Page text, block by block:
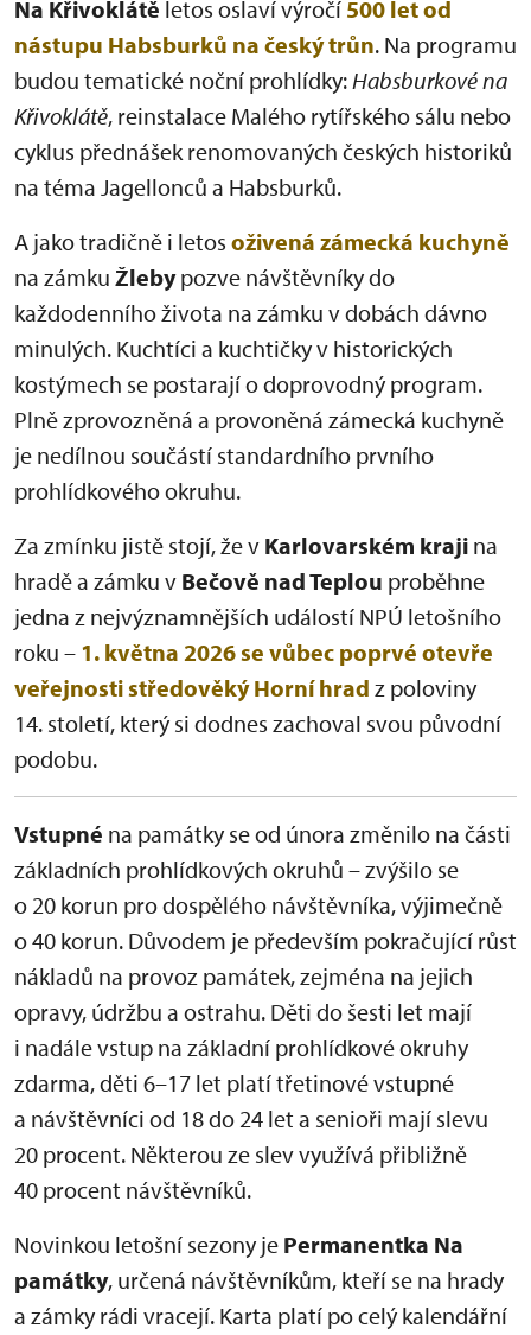
Na Křivoklátě letos oslaví výročí 500 let od
nástupu Habsburků na český trůn. Na programu
budou tematické noční prohlídky:Habsburkové na
Křivoklátě, reinstalace Malého rytířského sálu nebo
cyklus přednášek renomovaných českých historiků
na téma Jagellonců a Habsburků.
A jako tradičně i letos oživená zámecká kuchyně
na zámku Žlebypozve návštěvníky do
každodenního života na zámku v dobách dávno
minulých. Kuchtíci a kuchtičky v historických
kostýmech se postarají o doprovodný program.
Plně zprovozněná a provoněná zámecká kuchyně
je nedílnou součástí standardního prvního
prohlídkového okruhu.
Za zmínku jistě stojí, že v Karlovarském kraji na
hradě a zámku v Bečově nad Teplou proběhne
jedna z nejvýznamnějších událostí NPÚ letošního
roku – 1. května 2026 se vůbec poprvé otevře
veřejnosti středověký Horní hrad z poloviny
14. století, který si dodnes zachoval svou původní
podobu.
Vstupné na památky se od února změnilo na části
základních prohlídkových okruhů – zvýšilo se
o 20 korun pro dospělého návštěvníka, výjimečně
o 40 korun. Důvodem je především pokračující růst
nákladů na provoz památek, zejména na jejich
opravy, údržbu a ostrahu. Děti do šesti let mají
i nadále vstup na základní prohlídkové okruhy
zdarma, děti 6–17 let platí třetinové vstupné
a návštěvníci od 18 do 24 let a senioři mají slevu
20 procent. Některou ze slev využívá přibližně
40 procent návštěvníků.
Novinkou letošní sezony je Permanentka Na
památky, určená návštěvníkům, kteří se na hrady
a zámky rádi vracejí. Karta platí po celý kalendářní